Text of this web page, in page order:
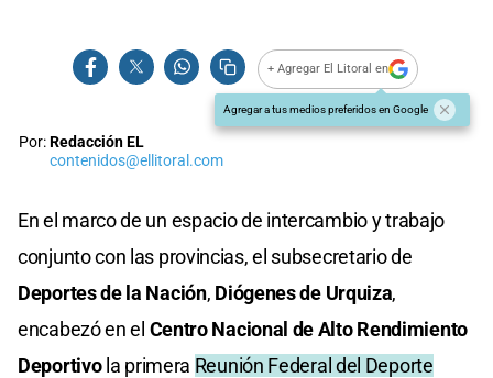
+ Agregar El Litoral en
Agregar a tus medios preferidos en Google
Por:Redacción EL
contenidos@ellitoral.com
En el marco de un espacio de intercambio y trabajo
conjunto con las provincias, el subsecretario de
Deportes de la Nación, Diógenes de Urquiza,
encabezó en el Centro Nacional de Alto Rendimiento
Deportivola primera Reunión Federal del Deporte